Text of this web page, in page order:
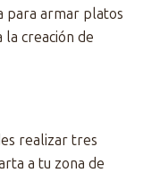
para armar platos
creación de
realizar tres
a tu zona de